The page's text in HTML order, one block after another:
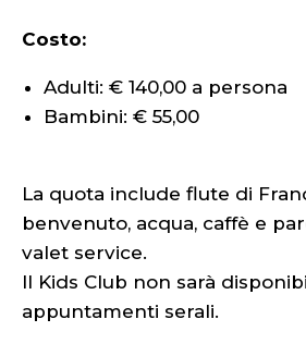
Costo:
Adulti: € 140,00 a persona
Bambini: € 55,00
La quota include flute di
benvenuto, acqua, caffè e
valet service.
Il Kids Club non sarà
appuntamenti serali.